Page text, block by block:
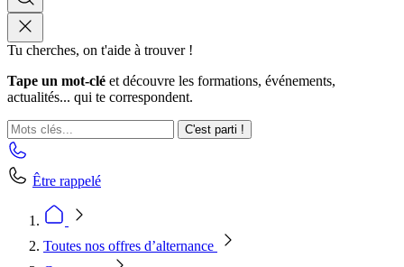
Tu cherches, on t'aide à trouver !
Tape un mot-clé et découvre les formations, événements,
actualités... qui te correspondent.
C'est parti !
Être rappelé
Toutes nos offres d’alternance